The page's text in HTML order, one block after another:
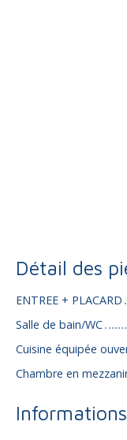
Détail des
ENTREE + PLACARD
Salle de bain/WC
Cuisine équipée
Chambre en